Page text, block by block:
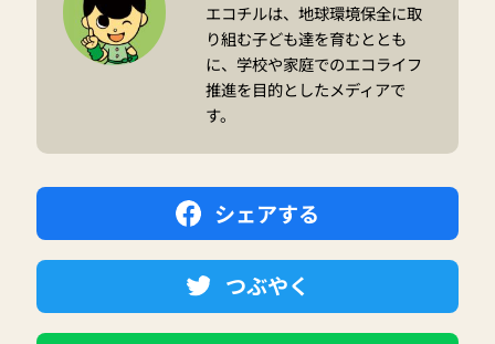
エコチルは、地球環境保全に取
り組む子ども達を育むととも
に、学校や家庭でのエコライフ
推進を目的としたメディアで
す。
シェアする
つぶやく